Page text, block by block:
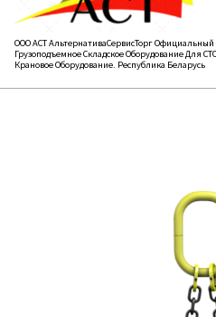
ООО АСТ АльтернативаСервисТорг Официальный
Грузоподъемное Складское Оборудование Для
Крановое Оборудование. Республика Беларусь